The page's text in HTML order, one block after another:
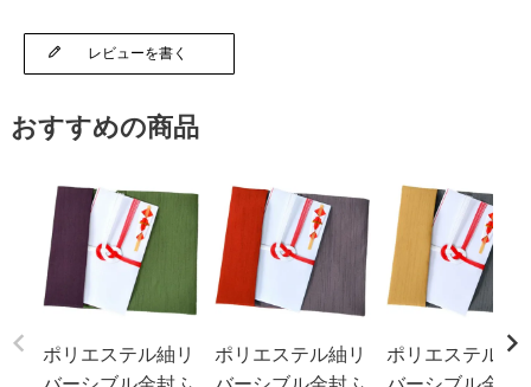
レビューを書く
おすすめの商品
ポリエステル紬リ
ポリエステル紬リ
ポリエステル紬